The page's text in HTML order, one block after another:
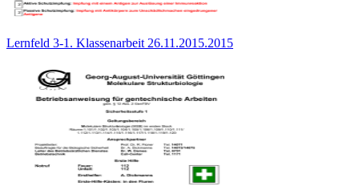
Lernfeld 3-1. Klassenarbeit 26.11.2015.2015